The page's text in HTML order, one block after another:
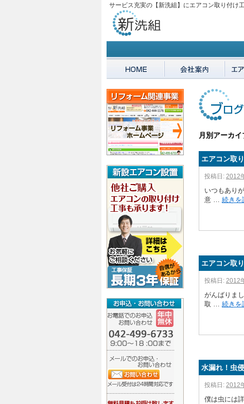
サービス充実の【新洗組】にエアコン取り付け
月別アーカイ
エアコン取
投稿日: 2012
いつもあり
意 … 続きを
エアコン取
投稿日: 2012
がんばりま
取 … 続きを
水漏れ！虫
投稿日: 2012
僕は虫には